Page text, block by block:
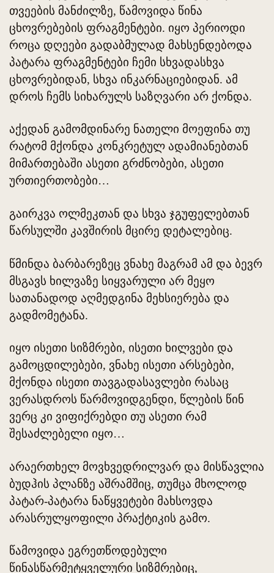
თვეების მანძილზე, წამოვიდა წინა
ცხოვრებების ფრაგმენტები. იყო პერიოდი
როცა დღეები გადაბმულად მახსენდებოდა
პატარა ფრაგმენტები ჩემი სხვადასხვა
ცხოვრებიდან, სხვა ინკარნაციებიდან. ამ
დროს ჩემს სიხარულს საზღვარი არ ქონდა.
აქედან გამომდინარე ნათელი მოეფინა თუ
რატომ მქონდა კონკრეტულ ადამიანებთან
მიმართებაში ასეთი გრძნობები, ასეთი
ურთიერთობები…
გაირკვა ოლმეკთან და სხვა ჯგუფელებთან
წარსულში კავშირის მცირე დეტალებიც.
წმინდა ბარბარეზეც ვნახე მაგრამ ამ და ბევრ
მსგავს ხილვაზე სიყვარული არ მეყო
სათანადოდ აღმედგინა მეხსიერება და
გადმომეტანა.
იყო ისეთი სიზმრები, ისეთი ხილვები და
გამოცდილებები, ვნახე ისეთი არსებები,
მქონდა ისეთი თავგადასავლები რასაც
ვერასდროს წარმოვიდგენდი, წლების წინ
ვერც კი ვიფიქრებდი თუ ასეთი რამ
შესაძლებელი იყო…
არაერთხელ მოვხვედრილვარ და მისწავლია
ბუდჰის პლანზე აშრამშიც, თუმცა მხოლოდ
პატარ-პატარა ნაწყვეტები მახსოვდა
არასრულყოფილი პრაქტიკის გამო.
წამოვიდა ეგრეთწოდებული
წინასწარმეტყველური სიზმრებიც,